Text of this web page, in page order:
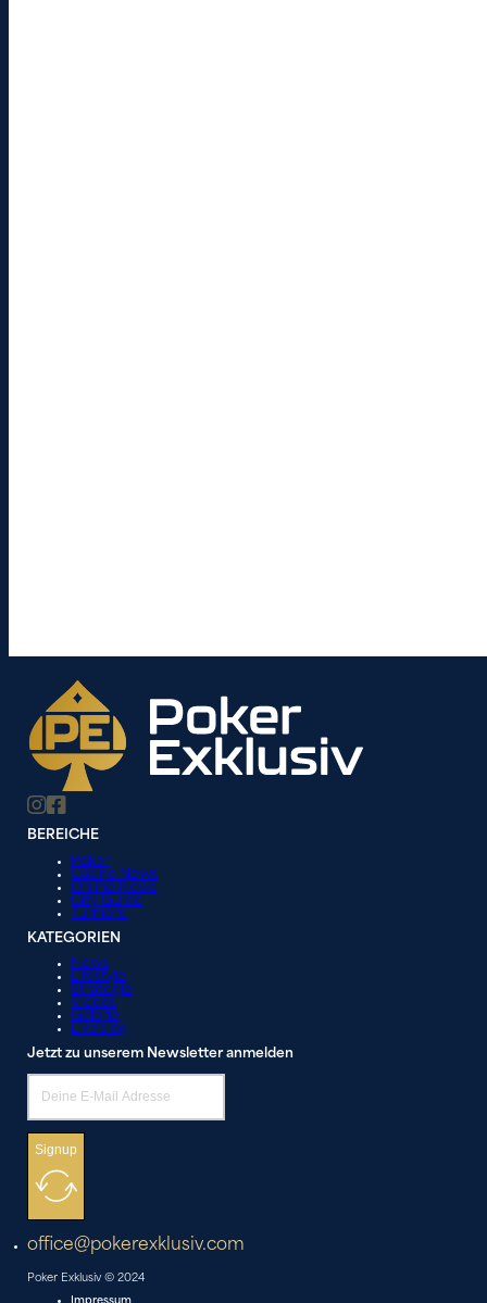
BEREICHE
Poker
Casino News
Online News
City Guide
Turniere
KATEGORIEN
News
Lifestyle
Strategie
Videos
Galerie
Liveblog
Jetzt zu unserem Newsletter anmelden
Signup
office@pokerexklusiv.com
Poker Exklusiv © 2024